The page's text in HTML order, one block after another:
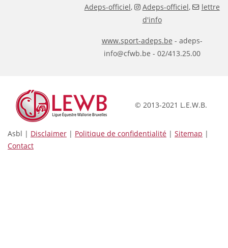
Adeps-officiel, Adeps-officiel,
lettre
d'info
www.sport-adeps.be - adeps-
info@cfwb.be - 02/413.25.00
© 2013-2021 L.E.W.B.
Asbl | Disclaimer | Politique de confidentialité | Sitemap |
Contact